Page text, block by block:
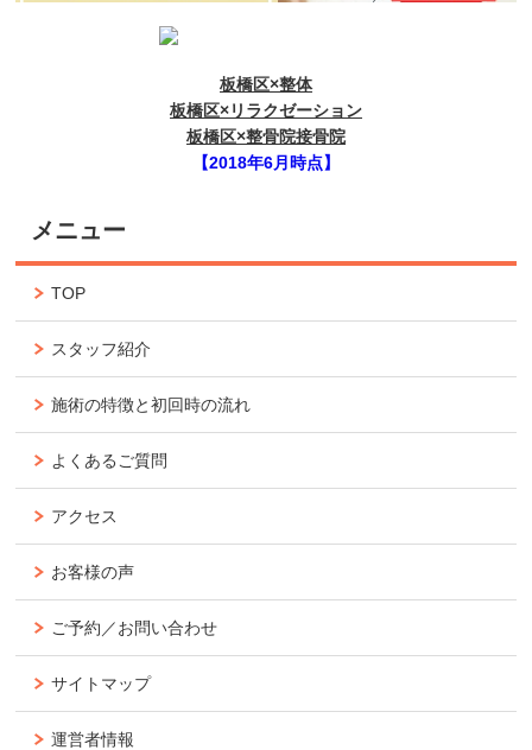
板橋区×整体
板橋区×リラクゼーション
板橋区×整骨院接骨院
【2018年6月時点】
メニュー
TOP
スタッフ紹介
施術の特徴と初回時の流れ
よくあるご質問
アクセス
お客様の声
ご予約／お問い合わせ
サイトマップ
運営者情報